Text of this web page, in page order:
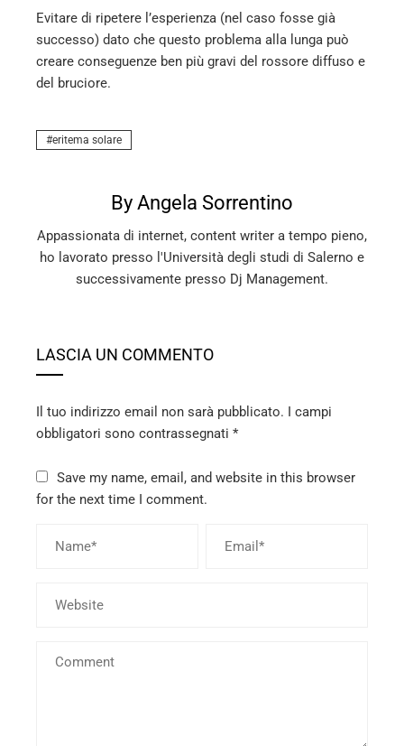
Evitare di ripetere l’esperienza (nel caso fosse già
successo) dato che questo problema alla lunga può
creare conseguenze ben più gravi del rossore diffuso e
del bruciore.
eritema solare
By Angela Sorrentino
Appassionata di internet, content writer a tempo pieno,
ho lavorato presso l'Università degli studi di Salerno e
successivamente presso Dj Management.
LASCIA UN COMMENTO
Il tuo indirizzo email non sarà pubblicato. I campi
obbligatori sono contrassegnati *
Save my name, email, and website in this browser
for the next time I comment.